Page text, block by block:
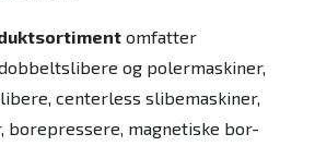
omfatter
og polermaskiner,
centerless slibemaskiner,
borepressere, magnetiske bor-